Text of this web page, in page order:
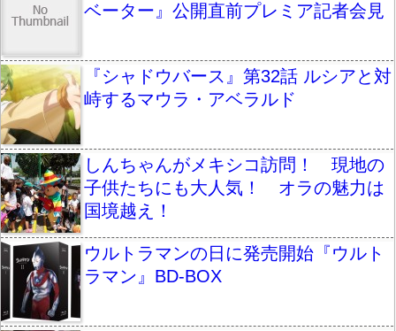
ベーター』公開直前プレミア記者会見
『シャドウバース』第32話 ルシアと対
峙するマウラ・アベラルド
しんちゃんがメキシコ訪問！ 現地の
子供たちにも大人気！ オラの魅力は
国境越え！
ウルトラマンの日に発売開始『ウルト
ラマン』BD-BOX